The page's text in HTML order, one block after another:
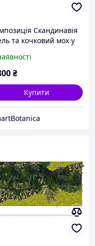
Скандинавія
та кочковий мох у
₴
Купити